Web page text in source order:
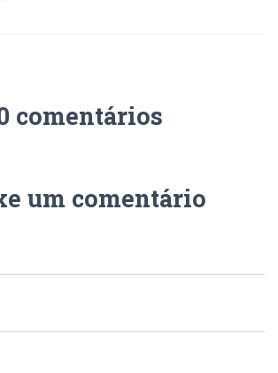
comentários
um comentário